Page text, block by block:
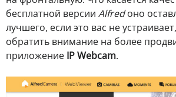
бесплатной версии Alfredоно
лучшего, если это вас не
обратить внимание на более
приложение IP Webcam.